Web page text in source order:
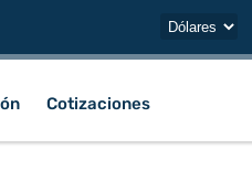
Cotizaciones